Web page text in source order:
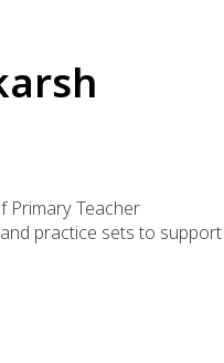
Primary Teacher
practice sets to support